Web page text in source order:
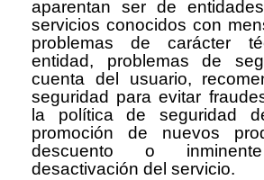
aparentan ser de
servicios conocidos con
problemas de carácter té
entidad, problemas de
cuenta del usuario,
seguridad para evitar
la pol ítica de seguridad
promoción de nuevos
descuento o
desactivación del servicio.